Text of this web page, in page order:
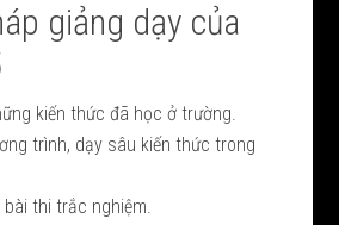
giảng dạy của
kiến thức đã học ở trường.
trình, dạy sâu kiến thức trong
bài thi trắc nghiệm.